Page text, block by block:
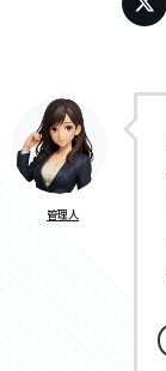
管理人